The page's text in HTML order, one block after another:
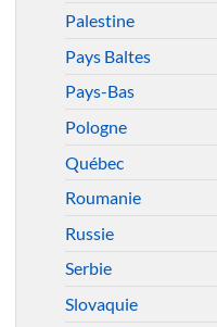
Palestine
Pays Baltes
Pays-Bas
Pologne
Québec
Roumanie
Russie
Serbie
Slovaquie